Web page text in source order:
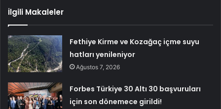
İlgili Makaleler
Fethiye Kirme ve Kozağaç içme suyu
hatları yenileniyor
Ağustos 7, 2026
Forbes Türkiye 30 Altı 30 başvuruları
için son dönemece girildi!